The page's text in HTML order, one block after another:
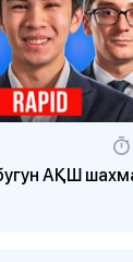
АҚШ